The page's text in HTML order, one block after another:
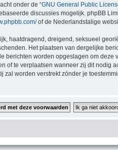
onder de “GNU General Public
discussies mogelijk. phpBB
of de Nederlandstalige
haatdragend, dreigend, seksueel
Het plaatsen van dergelijke
berichten worden opgeslagen om
of te verplaatsen wanneer zij dit
worden verstrekt zónder je